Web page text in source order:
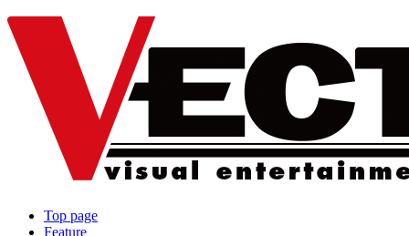
Top page
Feature